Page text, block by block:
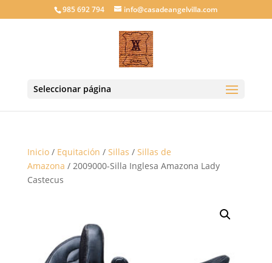
985 692 794 info@casadeangelvilla.com
Seleccionar página
Inicio/ Equitación / Sillas / Sillas de
Amazona / 2009000-Silla Inglesa Amazona Lady
Castecus